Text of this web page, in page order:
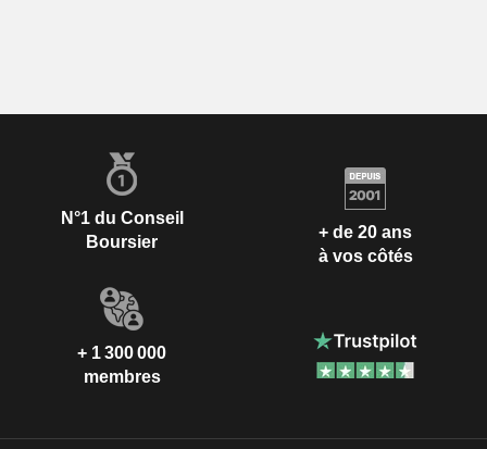
N°1 du Conseil
Boursier
+ de 20 ans
à vos côtés
+ 1 300 000
membres